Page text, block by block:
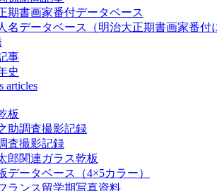
期書画家番付データベース
名データベース（明治大正期書画家番付
事
史
articles
板
助調査撮影記録
査撮影記録
郎関連ガラス乾板
データベース（4×5カラー）
ランス留学期写真資料